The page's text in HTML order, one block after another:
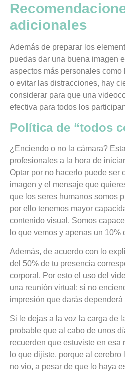
adicionales
Además de preparar los
puedas dar una buena imagen
aspectos más personales como
o evitar las distracciones, hay
considerar para que una
efectiva para todos los
Política de “todos
¿Enciendo o no la cámara?
profesionales a la hora de
Optar por no hacerlo puede ser
imagen y el mensaje que
que los seres humanos somos
por ello tenemos mayor
contenido visual. Somos
lo que vemos y apenas un 10%
Además, de acuerdo con lo
del 50% de tu presencia
corporal. Por esto el uso del
una reunión virtual: si no
impresión que darás dependerá
Si le dejas a la voz la carga de
probable que al cabo de unos
recuerden que estuviste en esa
lo que dijiste, porque al cerebro
no vio, a pesar de que lo haya